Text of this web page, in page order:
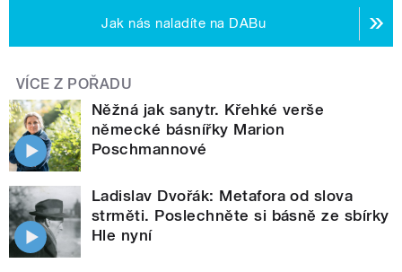
Jak nás naladíte na DABu
VÍCE Z POŘADU
Něžná jak sanytr. Křehké verše
německé básnířky Marion
Poschmannové
Ladislav Dvořák: Metafora od slova
strměti. Poslechněte si básně ze sbírky
Hle nyní